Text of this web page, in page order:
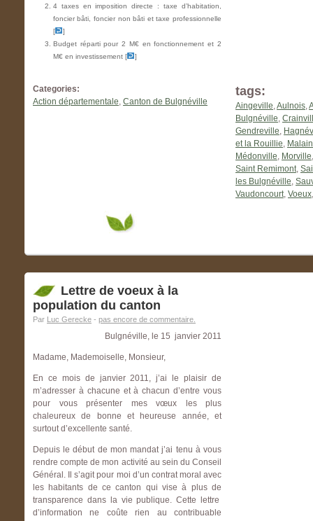
4 taxes en imposition directe : taxe d’habitation,
foncier bâti, foncier non bâti et taxe professionnelle
[
]
Budget réparti pour 2 M€ en fonctionnement et 2
M€ en investissement [
]
Categories:
Action départementale, Canton de Bulgnéville
tags:
Aingeville,Aulnois,
Bulgnéville,
Gendreville,
et la Rouillie,
Médonville, Morville
Saint Remimont,
les Bulgnéville,
Vaudoncourt, Voeux
Lettre de voeux à la
population du canton
Par Luc Gerecke - pas encore de commentaire.
Bulgnéville, le 15 janvier 2011
Madame, Mademoiselle, Monsieur,
En ce mois de janvier 2011, j’ai le plaisir de
m’adresser à chacune et à chacun d’entre vous
pour vous présenter mes vœux les plus
chaleureux de bonne et heureuse année, et
surtout d’excellente santé.
Depuis le début de mon mandat j’ai tenu à vous
rendre compte de mon activité au sein du Conseil
Général. Il s’agit pour moi d’un contrat moral avec
les habitants de ce canton qui vise à plus de
transparence dans la vie publique. Cette lettre
d’information ne coûte rien au contribuable